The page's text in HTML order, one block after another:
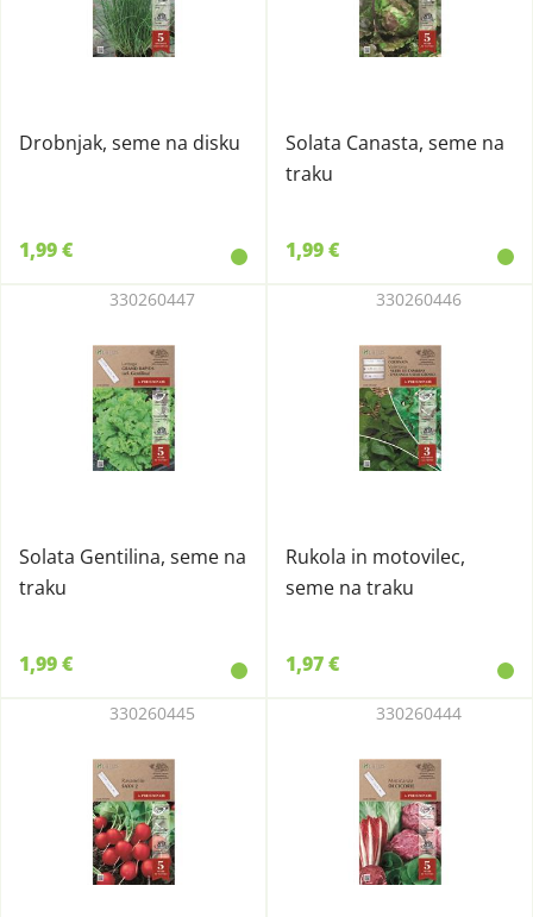
Drobnjak, seme na disku
1,99 €
Solata Canasta, seme na
traku
1,99 €
Solata Gentilina, seme na
traku
330260447
1,99 €
Rukola in motovilec,
seme na traku
330260446
1,97 €
330260445 330260444